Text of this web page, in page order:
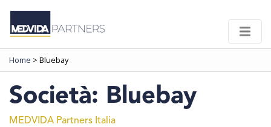
Home > Bluebay
Società: Bluebay
MEDVIDA Partners Italia